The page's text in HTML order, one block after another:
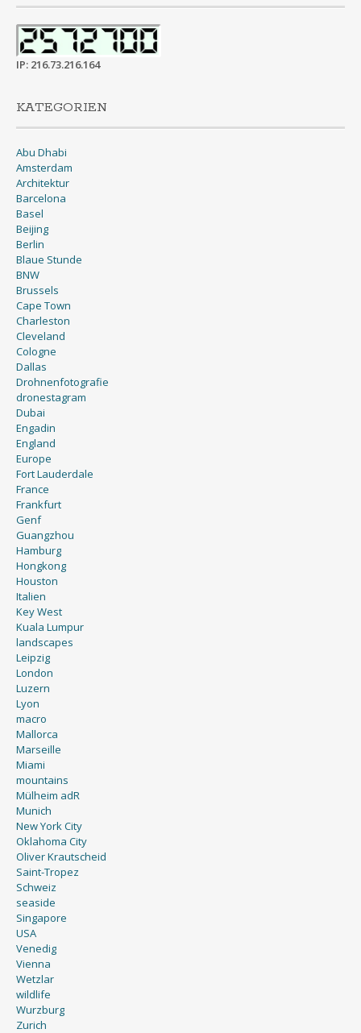
IP: 216.73.216.164
KATEGORIEN
Abu Dhabi
Amsterdam
Architektur
Barcelona
Basel
Beijing
Berlin
Blaue Stunde
BNW
Brussels
Cape Town
Charleston
Cleveland
Cologne
Dallas
Drohnenfotografie
dronestagram
Dubai
Engadin
England
Europe
Fort Lauderdale
France
Frankfurt
Genf
Guangzhou
Hamburg
Hongkong
Houston
Italien
Key West
Kuala Lumpur
landscapes
Leipzig
London
Luzern
Lyon
macro
Mallorca
Marseille
Miami
mountains
Mülheim adR
Munich
New York City
Oklahoma City
Oliver Krautscheid
Saint-Tropez
Schweiz
seaside
Singapore
USA
Venedig
Vienna
Wetzlar
wildlife
Wurzburg
Zurich